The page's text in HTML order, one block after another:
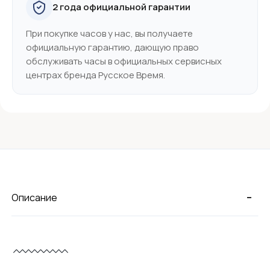
2 года официальной гарантии
При покупке часов у нас, вы получаете
официальную гарантию, дающую право
обслуживать часы в официальных сервисных
центрах бренда Русское Время.
-
Описание